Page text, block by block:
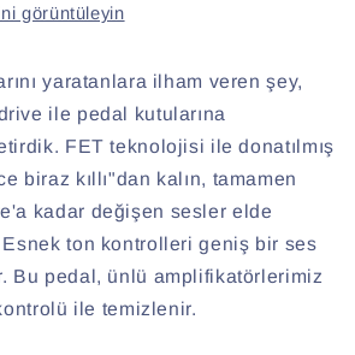
görüntüleyin
yaratanlara ilham veren şey,
ile pedal kutularına
FET teknolojisi ile donatılmış
biraz kıllı"dan kalın, tamamen
kadar değişen sesler elde
ton kontrolleri geniş bir ses
Bu pedal, ünlü amplifikatörlerimiz
ile temizlenir.